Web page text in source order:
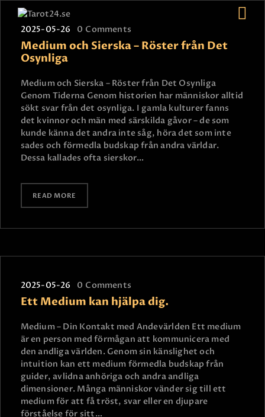
HEM
ASTROLOGI
STJÄRNTECKEN
TAROT
SPÅDAM-SIERSKA
BLOGG
JOBBA SOM SPÅDAM
BETALNING
KONTAKTA OSS
2025-05-26 0 Comments
Medium och Sierska – Röster från Det
Osynliga
Medium och Sierska – Röster från Det Osynliga
Genom Tiderna Genom historien har människor alltid
sökt svar från det osynliga. I gamla kulturer fanns
det kvinnor och män med särskilda gåvor – de som
kunde känna det andra inte såg, höra det som inte
sades och förmedla budskap från andra världar.
Dessa kallades ofta sierskor…
READ MORE
2025-05-26 0 Comments
Ett Medium kan hjälpa dig.
Medium – Din Kontakt med Andevärlden Ett medium
är en person med förmågan att kommunicera med
den andliga världen. Genom sin känslighet och
intuition kan ett medium förmedla budskap från
guider, avlidna anhöriga och andra andliga
dimensioner. Många människor vänder sig till ett
medium för att få tröst, svar eller en djupare
förståelse för sitt…